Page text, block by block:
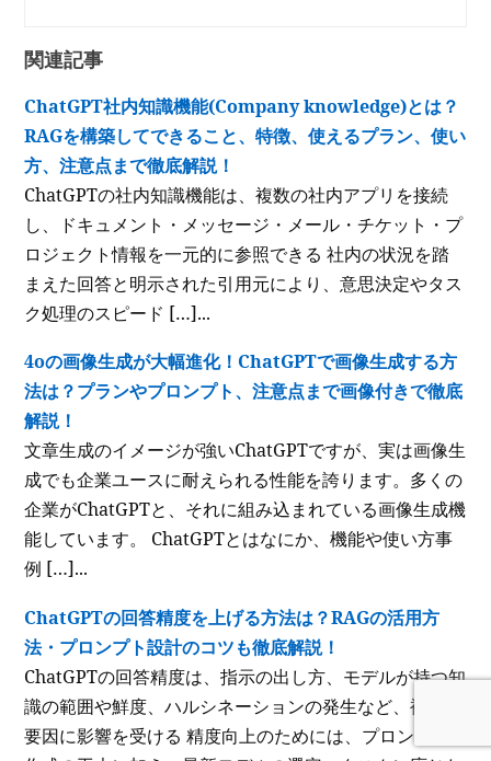
関連記事
ChatGPT社内知識機能(Company knowledge)とは？
RAGを構築してできること、特徴、使えるプラン、使い
方、注意点まで徹底解説！
ChatGPTの社内知識機能は、複数の社内アプリを接続
し、ドキュメント・メッセージ・メール・チケット・プ
ロジェクト情報を一元的に参照できる 社内の状況を踏
まえた回答と明示された引用元により、意思決定やタス
ク処理のスピード […]...
4oの画像生成が大幅進化！ChatGPTで画像生成する方
法は？プランやプロンプト、注意点まで画像付きで徹底
解説！
文章生成のイメージが強いChatGPTですが、実は画像生
成でも企業ユースに耐えられる性能を誇ります。多くの
企業がChatGPTと、それに組み込まれている画像生成機
能しています。 ChatGPTとはなにか、機能や使い方事
例 […]...
ChatGPTの回答精度を上げる方法は？RAGの活用方
法・プロンプト設計のコツも徹底解説！
ChatGPTの回答精度は、指示の出し方、モデルが持つ知
識の範囲や鮮度、ハルシネーションの発生など、複数の
要因に影響を受ける 精度向上のためには、プロンプト